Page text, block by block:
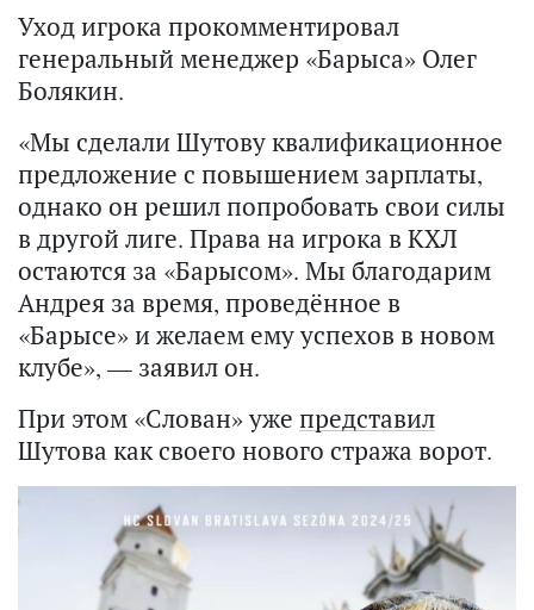
Уход игрока прокомментировал
генеральный менеджер «Барыса» Олег
Болякин.
«Мы сделали Шутову квалификационное
предложение с повышением зарплаты,
однако он решил попробовать свои силы
в другой лиге. Права на игрока в КХЛ
остаются за «Барысом». Мы благодарим
Андрея за время, проведённое в
«Барысе» и желаем ему успехов в новом
клубе», — заявил он.
При этом «Слован» уже представил
Шутова как своего нового стража ворот.